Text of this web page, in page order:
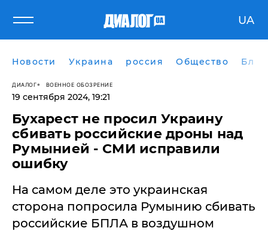
UA
Новости Украина россия Общество
ДИАЛОГ ВОЕННОЕ ОБОЗРЕНИЕ
19 сентября 2024, 19:21
Бухарест не просил Украину
сбивать российские дроны над
Румынией - СМИ исправили
ошибку
На самом деле это украинская
сторона попросила Румынию сбивать
российские БПЛА в воздушном